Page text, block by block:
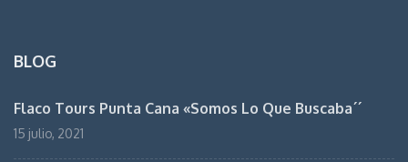
BLOG
Flaco Tours Punta Cana «Somos Lo Que Buscaba´´
15 julio, 2021